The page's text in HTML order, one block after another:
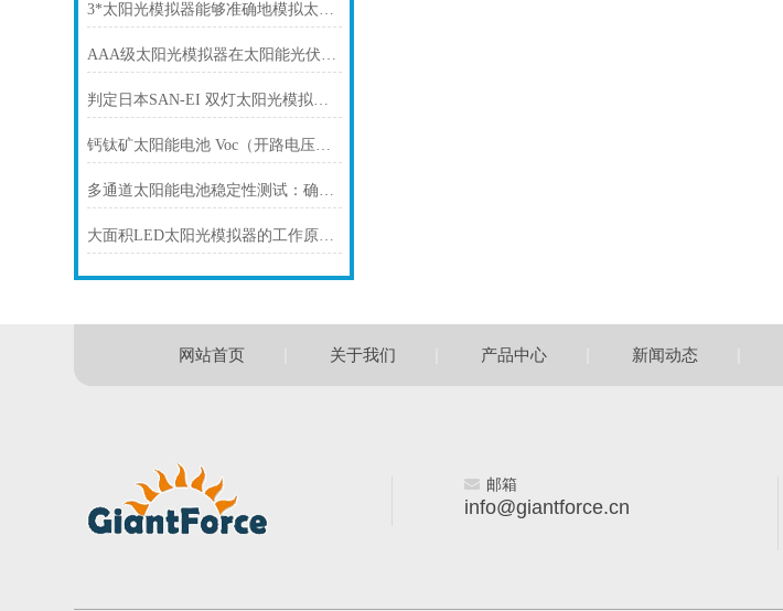
3*太阳光模拟器能够准确地模拟太阳辐射的各种性能
AAA级太阳光模拟器在太阳能光伏器件的研究和质检中被广泛应用
判定日本SAN-EI 双灯太阳光模拟器性能的三个重要指标
钙钛矿太阳能电池 Voc（开路电压）loss损耗机理深度解析
多通道太阳能电池稳定性测试：确保可靠的能源输出
大面积LED太阳光模拟器的工作原理介绍
网站首页 关于我们 产品中心 新闻动态
邮箱
info@giantforce.cn